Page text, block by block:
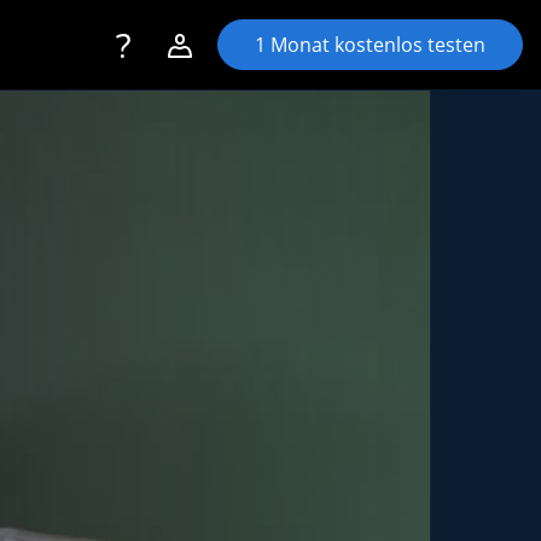
Toggle navigation
Account navigation1 Monat kostenlos testen